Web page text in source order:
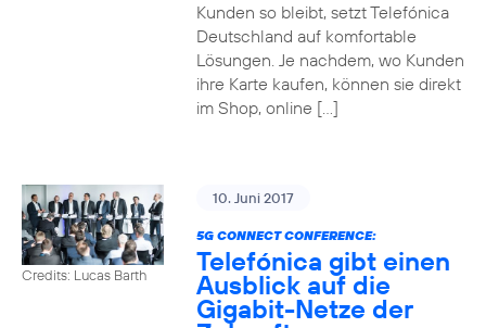
Kunden so bleibt, setzt Telefónica
Deutschland auf komfortable
Lösungen. Je nachdem, wo Kunden
ihre Karte kaufen, können sie direkt
im Shop, online […]
Credits: Lucas Barth
10. Juni 2017
5G CONNECT CONFERENCE:
Telefónica gibt einen
Ausblick auf die
Gigabit-Netze der